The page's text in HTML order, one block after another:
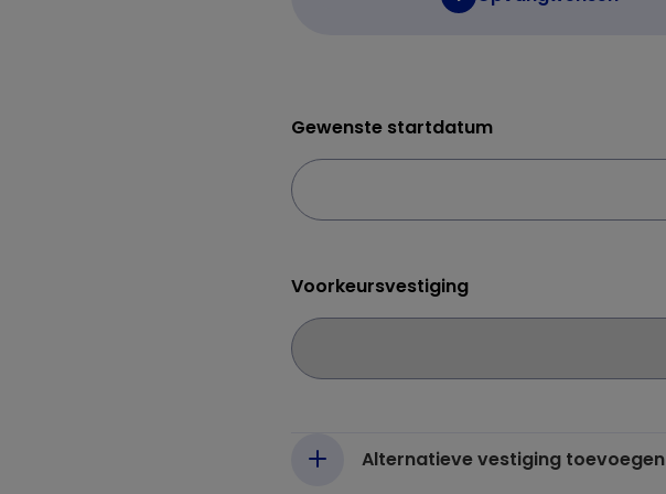
Gewenste startdatum
Voorkeursvestiging
Alternatieve vestiging toevoegen